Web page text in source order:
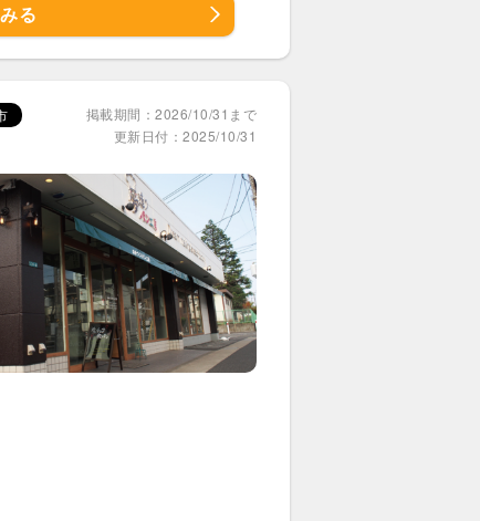
る
掲載期間：2026/10/31まで
更新日付：2025/10/31